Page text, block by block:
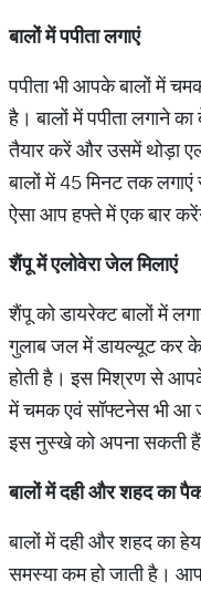
बालों में पपीता लगाएं
पपीता भी आपके बालों में
है। बालों में पपीता लगाने
तैयार करें और उसमें थोड़ा
बालों में 45 मिनट तक
ऐसा आप हफ्ते में एक बार
शैंपू में एलोवेरा जेल मिलाएं
शैंपू को डायरेक्ट बालों में
गुलाब जल में डायल्यूट कर
होती है। इस मिश्रण से
में चमक एवं सॉफ्टनेस भी आ
इस नुस्खे को अपना सकती
बालों में दही और शहद का
बालों में दही और शहद का
समस्या कम हो जाती है।